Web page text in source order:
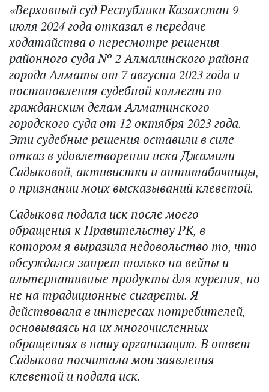
«Верховный суд Республики Казахстан 9
июля 2024 года отказал в передаче
ходатайства о пересмотре решения
районного суда № 2 Алмалинского района
города Алматы от 7 августа 2023 года и
постановления судебной коллегии по
гражданским делам Алматинского
городского суда от 12 октября 2023 года.
Эти судебные решения оставили в силе
отказ в удовлетворении иска Джамили
Садыковой, активистки и антитабачницы,
о признании моих высказываний клеветой.
Садыкова подала иск после моего
обращения к Правительству РК, в
котором я выразила недовольство то, что
обсуждался запрет только на вейпы и
альтернативные продукты для курения, но
не на традиционные сигареты. Я
действовала в интересах потребителей,
основываясь на их многочисленных
обращениях в нашу организацию. В ответ
Садыкова посчитала мои заявления
клеветой и подала иск.